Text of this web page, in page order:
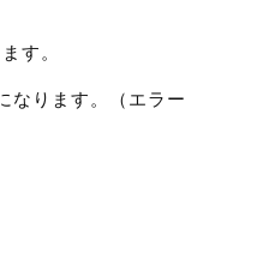
す。
ります。（エラー